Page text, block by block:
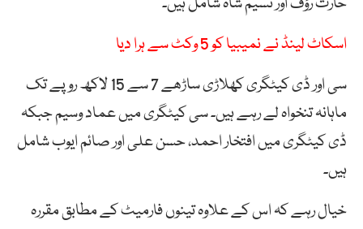
اسکاٹ لینڈ نے نمیبیا کو 5 وکٹ سے ہرا دیا
سی اور ڈی کیٹگری کھلاڑی ساڑھے 7 سے 15 لاکھ روپے تک
ماہانہ تنخواہ لے رہے ہیں۔ سی کیٹگری میں عماد وسیم جبکہ
ڈی کیٹگری میں افتخار احمد، حسن علی اور صائم ایوب شامل
ہیں۔
خیال رہے کہ اس کے علاوہ تینوں فارمیٹ کے مطابق مقررہ